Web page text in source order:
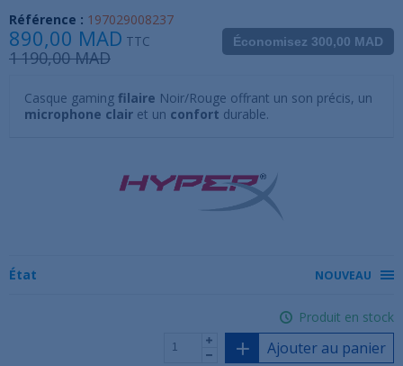
Référence : 197029008237
Économisez 300,00 MAD
890,00 MAD TTC
1 190,00 MAD
Casque gaming filaire Noir/Rouge offrant un son précis, un
microphone clair et un confort durable.
État NOUVEAU
Produit en stock
Ajouter au panier